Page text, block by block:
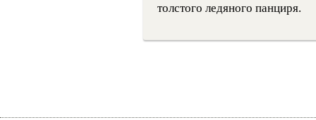
толстого ледяного панциря.